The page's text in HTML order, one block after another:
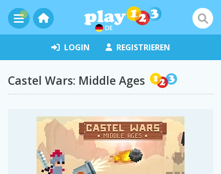
DE
LOGIN REGISTRIEREN
Castel Wars: Middle Ages